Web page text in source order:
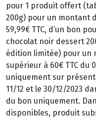
pour 1 produit offert
200g) pour un montant
59,99€ TTC, d’un bon
chocolat noir dessert
édition limitée) pour un
supérieur à 60€ TTC du
uniquement sur
11/12 et le 30/12/2023
du bon uniquement.
disponibles, produit